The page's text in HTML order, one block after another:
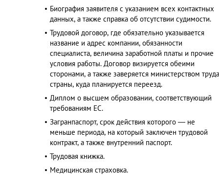
Биография заявителя с указанием всех контактных
данных, а также справка об отсутствии судимости.
Трудовой договор, где обязательно указывается
название и адрес компании, обязанности
специалиста, величина заработной платы и прочие
условия работы. Договор визируется обеими
сторонами, а также заверяется министерством труда
страны, куда планируется переезд.
Диплом о высшем образовании, соответствующий
требованиям ЕС.
Загранпаспорт, срок действия которого — не
меньше периода, на который заключен трудовой
контракт, а также внутренний паспорт.
Трудовая книжка.
Медицинская страховка.